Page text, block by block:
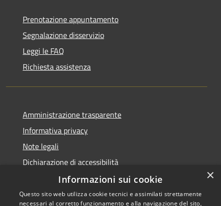
Prenotazione appuntamento
Segnalazione disservizio
Leggi le FAQ
Richiesta assistenza
Amministrazione trasparente
Informativa privacy
Note legali
Dichiarazione di accessibilità
×
Informazioni sui cookie
Questo sito web utilizza cookie tecnici e assimilati strettamente
necessari al corretto funzionamento e alla navigazione del sito,